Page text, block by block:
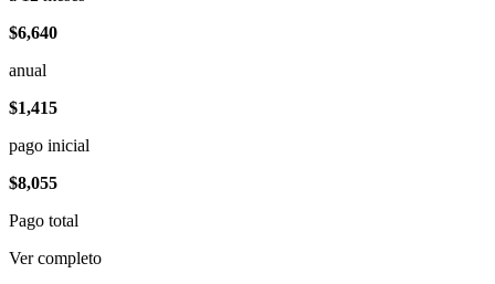
$6,640
anual
$1,415
pago inicial
$8,055
Pago total
Ver completo